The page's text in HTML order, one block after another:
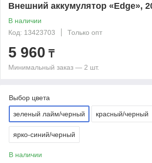
Внешний аккумулятор «Edge»,
В наличии
Код: 13423703
Только опт
5 960 ₸
Минимальный заказ — 2 шт.
Выбор цвета
зеленый лайм/черный красный/черный
ярко-синий/черный
В наличии